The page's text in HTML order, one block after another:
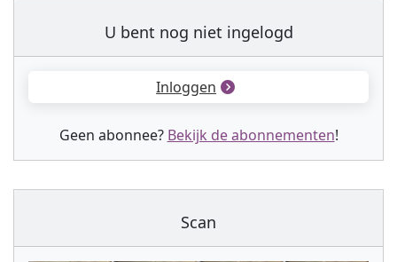
U bent nog niet ingelogd
Inloggen
Geen abonnee? Bekijk de abonnementen!
Scan